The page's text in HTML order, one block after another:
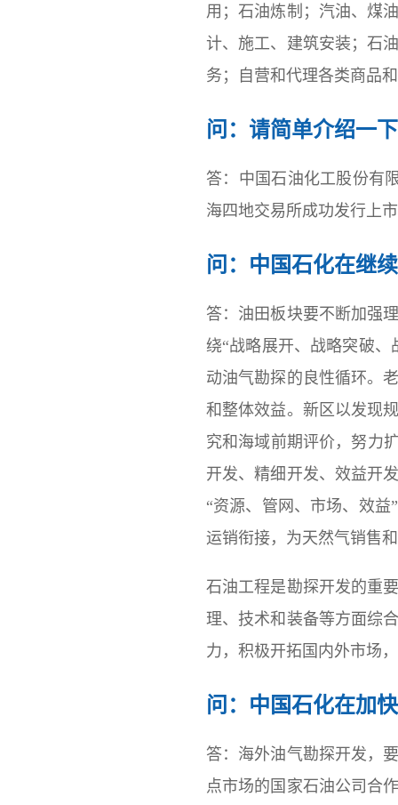
用；石油炼制；汽油、煤
计、施工、建筑安装；石
务；自营和代理各类商品
问：请简单介绍一
答：中国石油化工股份有
海四地交易所成功发行上
问：中国石化在继
答：油田板块要不断加强
绕“战略展开、战略突破
动油气勘探的良性循环。
和整体效益。新区以发现
究和海域前期评价，努力
开发、精细开发、效益开
“资源、管网、市场、效
运销衔接，为天然气销售
石油工程是勘探开发的重
理、技术和装备等方面综
力，积极开拓国内外市场
问：中国石化在加
答：海外油气勘探开发，
点市场的国家石油公司合